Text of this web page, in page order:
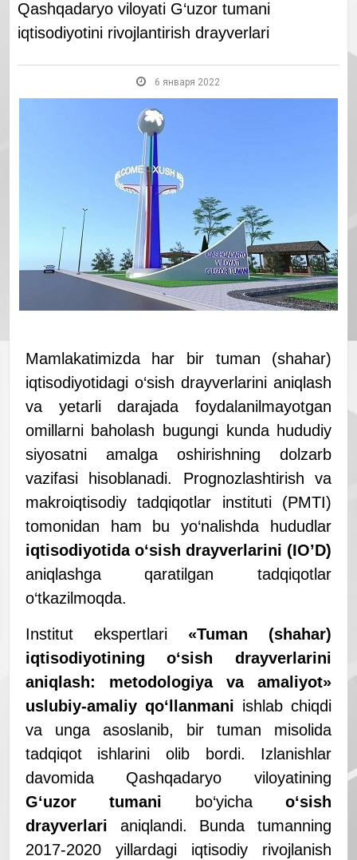
Qаshqаdаryo viloyati G‘uzor tumаni
iqtisodiyotini rivojlаntirish drаyverlаri
6 января 2022
Mamlakatimizda har bir tuman (shahar)
iqtisodiyotidagi o‘sish drayverlarini aniqlash
va yetarli darajada foydalanilmayotgan
omillarni baholash bugungi kunda hududiy
siyosatni amalga oshirishning dolzarb
vazifasi hisoblanadi. Prognozlashtirish va
makroiqtisodiy tadqiqotlar instituti (PMTI)
tomonidan ham bu yo‘nalishda hududlar
iqtisodiyotida o‘sish drayverlarini (IOʼD)
aniqlashga qaratilgan tadqiqotlar
o‘tkazilmoqda.
Institut ekspertlari «Tuman (shahar)
iqtisodiyotining o‘sish drayverlarini
aniqlash: metodologiya va amaliyot»
uslubiy-amaliy qo‘llanmani ishlab chiqdi
va unga asoslanib, bir tuman misolida
tadqiqot ishlarini olib bordi. Izlanishlar
davomida Qashqadaryo viloyatining
G‘uzor tumani bo‘yichao‘sish
drayverlari aniqlandi. Bunda tumanning
2017-2020 yillardagi iqtisodiy rivojlanish